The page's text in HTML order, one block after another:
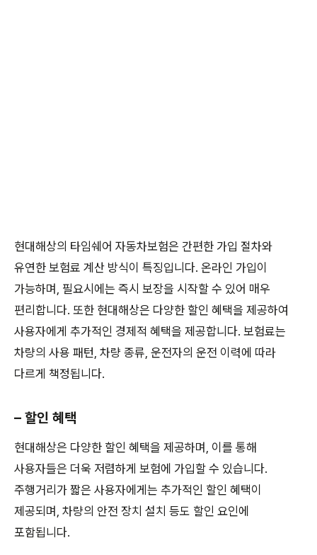
현대해상의 타임쉐어 자동차보험은 간편한 가입 절차와
유연한 보험료 계산 방식이 특징입니다. 온라인 가입이
가능하며, 필요시에는 즉시 보장을 시작할 수 있어 매우
편리합니다. 또한 현대해상은 다양한 할인 혜택을 제공하여
사용자에게 추가적인 경제적 혜택을 제공합니다. 보험료는
차량의 사용 패턴, 차량 종류, 운전자의 운전 이력에 따라
다르게 책정됩니다.
– 할인 혜택
현대해상은 다양한 할인 혜택을 제공하며, 이를 통해
사용자들은 더욱 저렴하게 보험에 가입할 수 있습니다.
주행거리가 짧은 사용자에게는 추가적인 할인 혜택이
제공되며, 차량의 안전 장치 설치 등도 할인 요인에
포함됩니다.